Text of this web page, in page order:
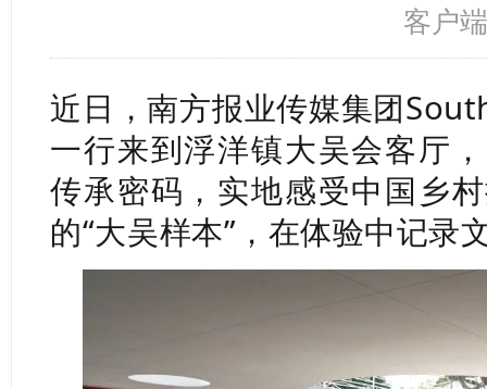
客户端
近日，南方报业传媒集团
一行来到浮洋镇大吴会客厅
传承密码，实地感受中国乡
的“大吴样本”，在体验中记录